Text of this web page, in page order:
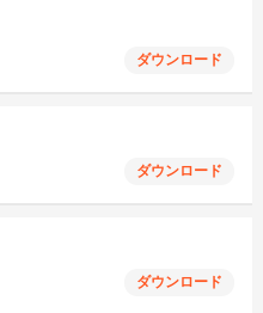
ダウンロード
ダウンロード
ダウンロード